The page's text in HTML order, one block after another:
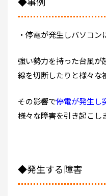
・停電が発生しパソコン
強い勢力を持った台風が
線を切断したりと様々な
その影響で停電が発生し
様々な障害を引き起こし
◆発生する障害